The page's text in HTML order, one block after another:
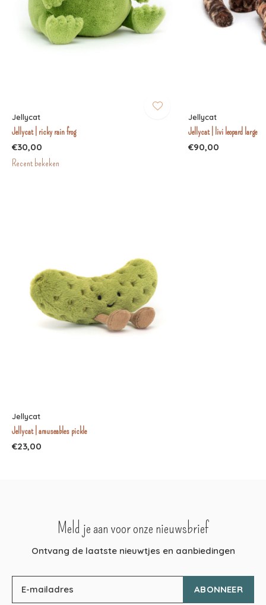
Jellycat
Jellycat | ricky rain frog
€30,00
Jellycat
Jellycat | livi leopard large
€90,00
Recent bekeken
Jellycat
Jellycat | amuseables pickle
€23,00
Meld je aan voor onze nieuwsbrief
Ontvang de laatste nieuwtjes en aanbiedingen
ABONNEER